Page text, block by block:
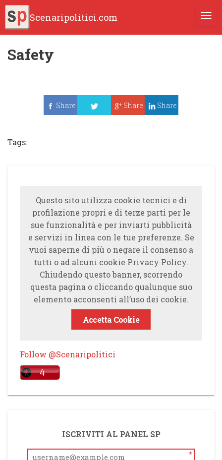
Scenaripolitici.com
Safety
Share
Share Share
Tags:
Questo sito utilizza cookie tecnici e di
profilazione propri e di terze parti per le
sue funzionalità e per inviarti pubblicità
e servizi in linea con le tue preferenze. Se
vuoi saperne di più o negare il consenso a
tutti o ad alcuni cookie Privacy Policy.
Chiudendo questo banner, scorrendo
questa pagina o cliccando qualunque suo
elemento acconsenti all’uso dei cookie.
Accetta Cookie
Follow @Scenaripolitici
ISCRIVITI AL PANEL SP
*